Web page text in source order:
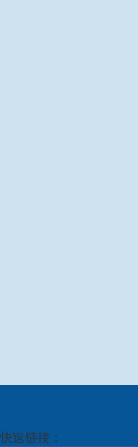
快速链接：